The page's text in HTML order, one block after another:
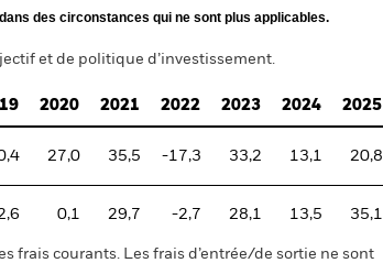
des circonstances qui ne sont plus applicables.
et de politique d’investissement.
2020 2021 2022 2023 2024 2025
27,0 35,5 -17,3 33,2 13,1 20,8
0,1 29,7 -2,7 28,1 13,5 35,1
frais courants. Les frais d’entrée/de sortie ne sont